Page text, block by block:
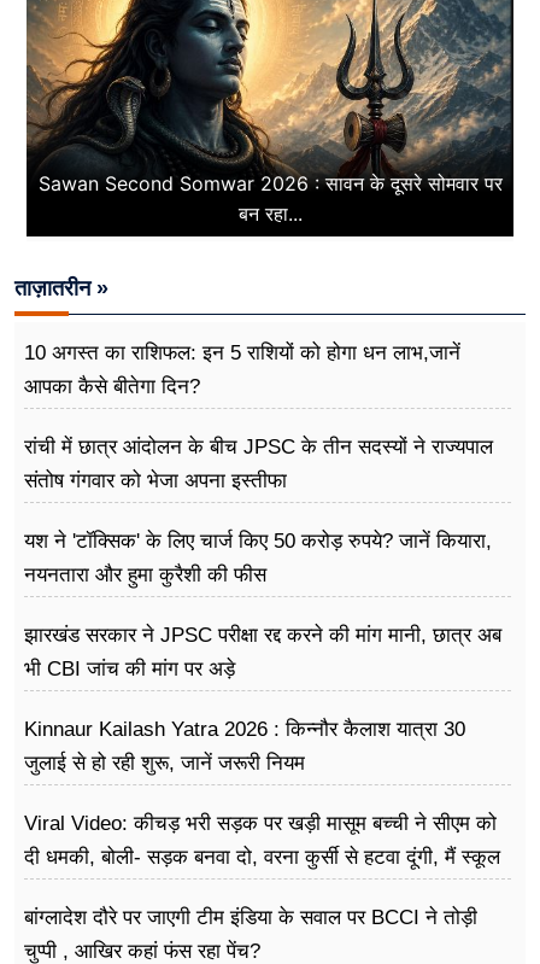
Sawan Second Somwar 2026 : सावन के दूसरे सोमवार पर
बन रहा...
ताज़ातरीन »
10 अगस्त का राशिफल: इन 5 राशियों को होगा धन लाभ,जानें
आपका कैसे बीतेगा दिन?
रांची में छात्र आंदोलन के बीच JPSC के तीन सदस्यों ने राज्यपाल
संतोष गंगवार को भेजा अपना इस्तीफा
यश ने 'टॉक्सिक' के लिए चार्ज किए 50 करोड़ रुपये? जानें कियारा,
नयनतारा और हुमा कुरैशी की फीस
झारखंड सरकार ने JPSC परीक्षा रद्द करने की मांग मानी, छात्र अब
भी CBI जांच की मांग पर अड़े
Kinnaur Kailash Yatra 2026 : किन्नौर कैलाश यात्रा 30
जुलाई से हो रही शुरू, जानें जरूरी नियम
Viral Video: कीचड़ भरी सड़क पर खड़ी मासूम बच्ची ने सीएम को
दी धमकी, बोली- सड़क बनवा दो, वरना कुर्सी से हटवा दूंगी, मैं स्कूल
बांग्लादेश दौरे पर जाएगी टीम इंडिया के सवाल पर BCCI ने तोड़ी
चुप्पी , आखिर कहां फंस रहा पेंच?